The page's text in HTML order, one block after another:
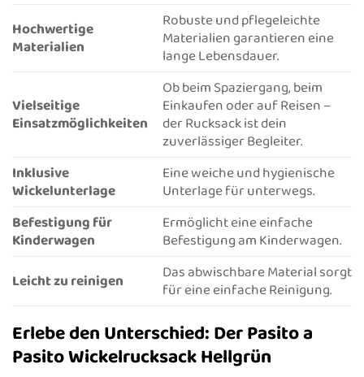
Hochwertige
Materialien
Robuste und pflegeleichte
Materialien garantieren eine
lange Lebensdauer.
Vielseitige
Einsatzmöglichkeiten
Ob beim Spaziergang, beim
Einkaufen oder auf Reisen –
der Rucksack ist dein
zuverlässiger Begleiter.
Inklusive
Wickelunterlage
Eine weiche und hygienische
Unterlage für unterwegs.
Befestigung für
Kinderwagen
Ermöglicht eine einfache
Befestigung am Kinderwagen.
Leicht zu reinigen
Das abwischbare Material sorgt
für eine einfache Reinigung.
Erlebe den Unterschied: Der Pasito a
Pasito Wickelrucksack Hellgrün